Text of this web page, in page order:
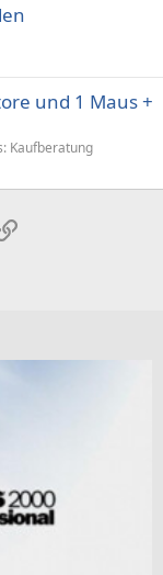
und 1 Maus +
Kaufberatung
Link